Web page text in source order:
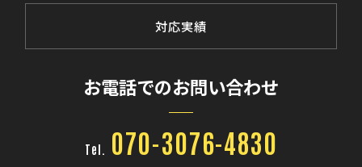
対応実績
お電話でのお問い合わせ
Tel. 070-3076-4830